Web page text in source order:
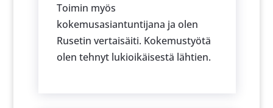
Toimin myös
kokemusasiantuntijana ja olen
Rusetin vertaisäiti. Kokemustyötä
olen tehnyt lukioikäisestä lähtien.